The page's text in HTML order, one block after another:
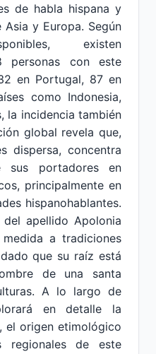
de habla hispana y
y Europa. Según
existen
personas con este
en Portugal, 87 en
como Indonesia,
la incidencia también
global revela que,
dispersa, concentra
sus portadores en
principalmente en
hispanohablantes.
apellido Apolonia
a tradiciones
que su raíz está
de una santa
A lo largo de
en detalle la
el origen etimológico
regionales de este